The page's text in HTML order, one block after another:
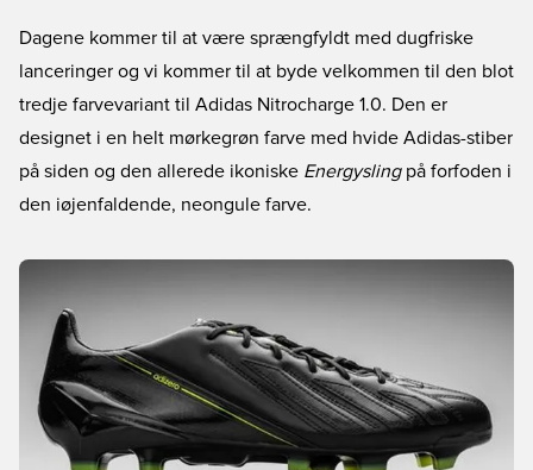
Dagene kommer til at være sprængfyldt med dugfriske
lanceringer og vi kommer til at byde velkommen til den blot
tredje farvevariant til Adidas Nitrocharge 1.0. Den er
designet i en helt mørkegrøn farve med hvide Adidas-stiber
på siden og den allerede ikoniske Energyslingpå forfoden i
den iøjenfaldende, neongule farve.